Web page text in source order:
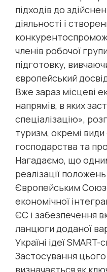
підходів до
діяльності і
членів робочої
підготовку,
європейський
Вже зараз місцеві
напрямів, в яких
спеціалізацію»,
туризм, окремі види
господарства та
Нагадаємо, що
реалізації
Європейським
економічної
ЄС і забезпечення
ланцюги доданої
Україні ідеї SMART-
Застосування
визначається як